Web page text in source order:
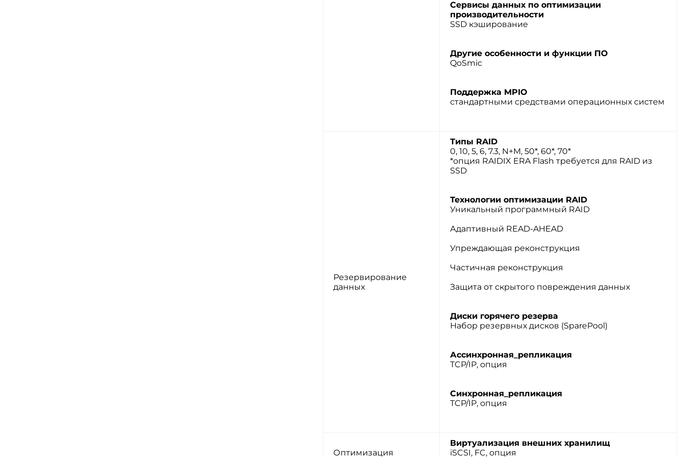
Сервисы данных по оптимизации
производительности
SSD кэширование
Другие особенности и функции ПО
QoSmic
Поддержка MPIO
стандартными средствами операционных систем
Резервирование
данных
Типы RAID
0, 10, 5, 6, 7.3, N+M, 50*, 60*, 70*
*опция RAIDIX ERA Flash требуется для RAID из
SSD
Технологии оптимизации RAID
Уникальный программный RAID
Адаптивный READ-AHEAD
Упреждающая реконструкция
Частичная реконструкция
Защита от скрытого повреждения данных
Диски горячего резерва
Набор резервных дисков (SparePool)
Ассинхронная_репликация
TCP/IP, опция
Синхронная_репликация
TCP/IP, опция
Оптимизация
Виртуализация внешних хранилищ
iSCSI, FC, опция